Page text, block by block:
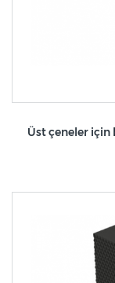
Üst çeneler için